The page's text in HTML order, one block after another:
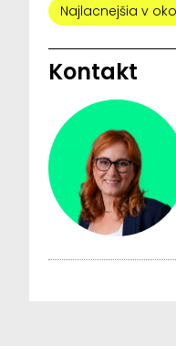
Najlacnejšia v
Kontakt